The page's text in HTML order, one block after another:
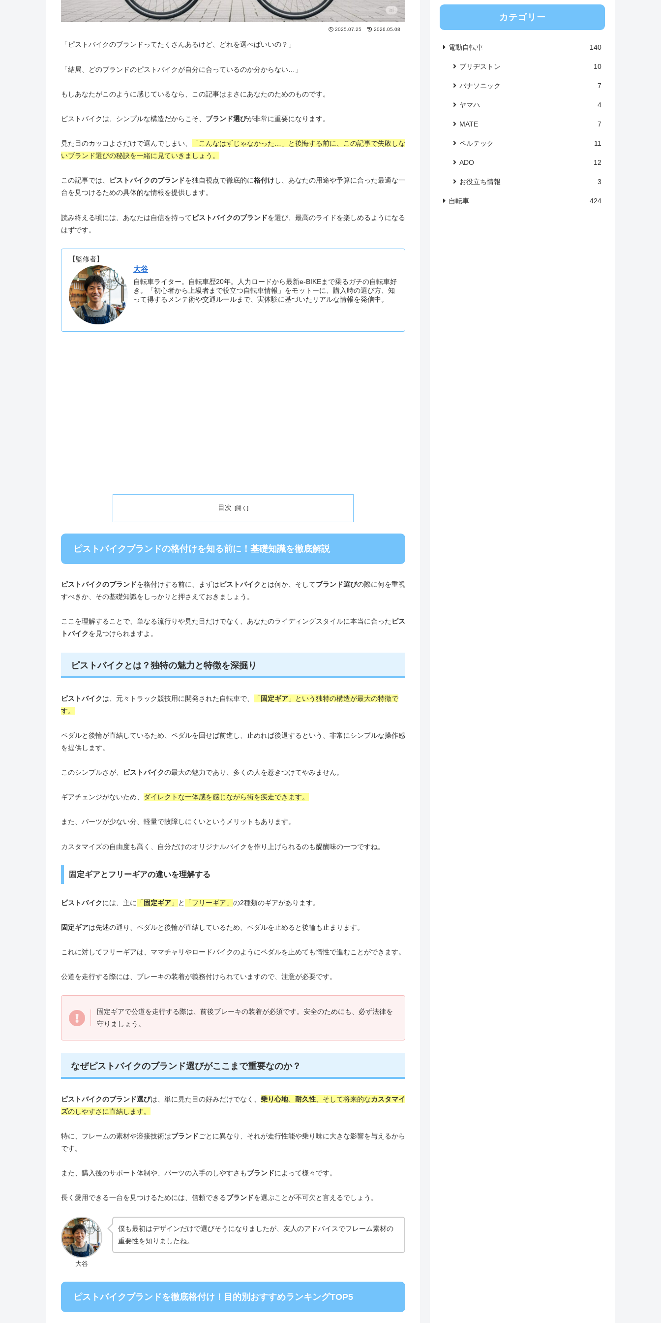
2025.07.25 2026.05.08
「ピストバイクのブランドってたくさんあるけど、どれを選べばいいの？」
「結局、どのブランドのピストバイクが自分に合っているのか分からない…」
もしあなたがこのように感じているなら、この記事はまさにあなたのためのものです。
ピストバイクは、シンプルな構造だからこそ、 ブランド選びが非常に重要になります。
見た目のカッコよさだけで選んでしまい、
「こんなはずじゃなかった…」と後悔する前に、この記事で失敗しな
いブランド選びの秘訣を一緒に見ていきましょう。
この記事では、 ピストバイクのブランドを独自視点で徹底的に格付けし、あなたの用途や予算に合った最適な一
台を見つけるための具体的な情報を提供します。
読み終える頃には、あなたは自信を持ってピストバイクのブランドを選び、最高のライドを楽しめるようになる
はずです。
【監修者】
大谷
自転車ライター。自転車歴20年。人力ロードから最新e-BIKEまで乗るガチの自転車好
き。「初心者から上級者まで役立つ自転車情報」をモットーに、購入時の選び方、知
って得するメンテ術や交通ルールまで、実体験に基づいたリアルな情報を発信中。
目次
ピストバイクブランドの格付けを知る前に！基礎知識を徹底解説
ピストバイクのブランドを格付けする前に、まずはピストバイク とは何か、そしてブランド選びの際に何を重視
すべきか、その基礎知識をしっかりと押さえておきましょう。
ここを理解することで、単なる流行りや見た目だけでなく、あなたのライディングスタイルに本当に合った ピス
トバイクを見つけられますよ。
ピストバイクとは？独特の魅力と特徴を深掘り
ピストバイクは、元々トラック競技用に開発された自転車で、 「 固定ギア 」という独特の構造が最大の特徴で
す。
ペダルと後輪が直結しているため、ペダルを回せば前進し、止めれば後退するという、非常にシンプルな操作感
を提供します。
このシンプルさが、 ピストバイクの最大の魅力であり、多くの人を惹きつけてやみません。
ギアチェンジがないため、 ダイレクトな一体感を感じながら街を疾走できます。
また、パーツが少ない分、軽量で故障しにくいというメリットもあります。
カスタマイズの自由度も高く、自分だけのオリジナルバイクを作り上げられるのも醍醐味の一つですね。
固定ギアとフリーギアの違いを理解する
ピストバイクには、主に 「 固定ギア 」 と 「フリーギア」 の2種類のギアがあります。
固定ギアは先述の通り、ペダルと後輪が直結しているため、ペダルを止めると後輪も止まります。
これに対してフリーギアは、ママチャリやロードバイクのようにペダルを止めても惰性で進むことができます。
公道を走行する際には、ブレーキの装着が義務付けられていますので、注意が必要です。
固定ギアで公道を走行する際は、前後ブレーキの装着が必須です。安全のためにも、必ず法律を
守りましょう。
なぜピストバイクのブランド選びがここまで重要なのか？
ピストバイクのブランド選びは、単に見た目の好みだけでなく、 乗り心地、 耐久性 、そして将来的なカスタマイ
ズのしやすさに直結します。
特に、フレームの素材や溶接技術はブランドごとに異なり、それが走行性能や乗り味に大きな影響を与えるから
です。
また、購入後のサポート体制や、パーツの入手のしやすさもブランドによって様々です。
長く愛用できる一台を見つけるためには、信頼できるブランドを選ぶことが不可欠と言えるでしょう。
大谷
僕も最初はデザインだけで選びそうになりましたが、友人のアドバイスでフレーム素材の
重要性を知りましたね。
ピストバイクブランドを徹底格付け！目的別おすすめランキングTOP5
カテゴリー
電動自転車 140
ブリヂストン 10
パナソニック 7
ヤマハ 4
MATE 7
ペルテック 11
ADO 12
お役立ち情報 3
自転車 424